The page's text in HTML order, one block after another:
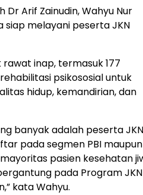
Dr Arif Zainudin, Wahyu Nur
melayani peserta JKN
inap, termasuk 177
psikososial untuk
hidup, kemandirian, dan
banyak adalah peserta
pada segmen PBI maupun
pasien kesehatan
pada Program JKN
kata Wahyu.